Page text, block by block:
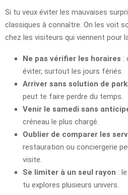
Si tu veux éviter les mauvaises
classiques à connaître. On les voit
chez les visiteurs qui viennent pour
Ne pas vérifier les horaires :
éviter, surtout les jours fériés.
Arriver sans solution de
peut te faire perdre du temps.
Venir le samedi sans
créneau le plus chargé.
Oublier de comparer les
restauration ou conciergerie
visite.
Se limiter à un seul rayon :
tu explores plusieurs univers.